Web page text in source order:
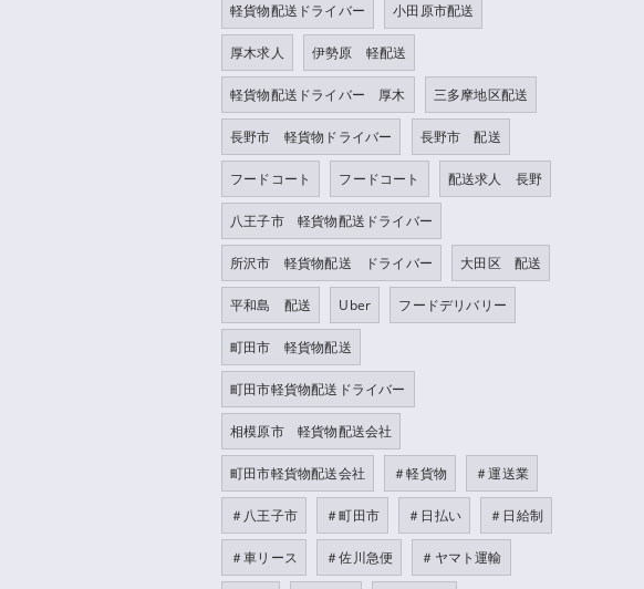
軽貨物配送ドライバー 小田原市配送
厚木求人 伊勢原 軽配送
軽貨物配送ドライバー 厚木 三多摩地区配送
長野市 軽貨物ドライバー 長野市 配送
フードコート フードコート 配送求人 長野
八王子市 軽貨物配送ドライバー
所沢市 軽貨物配送 ドライバー 大田区 配送
平和島 配送 Uber フードデリバリー
町田市 軽貨物配送
町田市軽貨物配送ドライバー
相模原市 軽貨物配送会社
町田市軽貨物配送会社 ＃軽貨物 ＃運送業
＃八王子市 ＃町田市 ＃日払い ＃日給制
＃車リース ＃佐川急便 ＃ヤマト運輸